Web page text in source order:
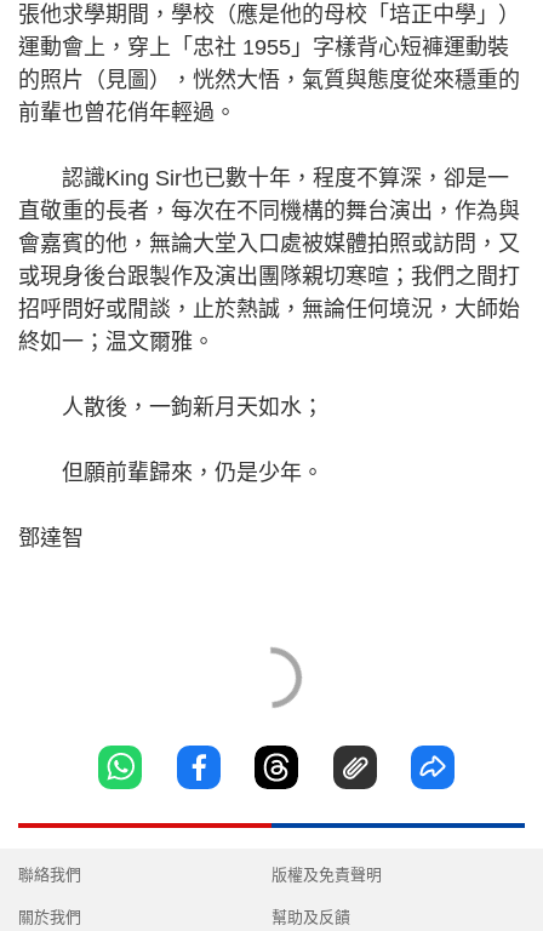
張他求學期間，學校（應是他的母校「培正中學」）
運動會上，穿上「忠社 1955」字樣背心短褲運動裝
的照片（見圖），恍然大悟，氣質與態度從來穩重的
前輩也曾花俏年輕過。
認識King Sir也已數十年，程度不算深，卻是一
直敬重的長者，每次在不同機構的舞台演出，作為與
會嘉賓的他，無論大堂入口處被媒體拍照或訪問，又
或現身後台跟製作及演出團隊親切寒暄；我們之間打
招呼問好或閒談，止於熱誠，無論任何境況，大師始
終如一；温文爾雅。
人散後，一鉤新月天如水；
但願前輩歸來，仍是少年。
鄧達智
聯絡我們
關於我們
版權及免責聲明
幫助及反饋